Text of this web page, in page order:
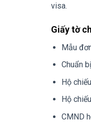
visa.
Giấy tờ
Mẫu
Chuẩn
Hộ
Hộ
CMND